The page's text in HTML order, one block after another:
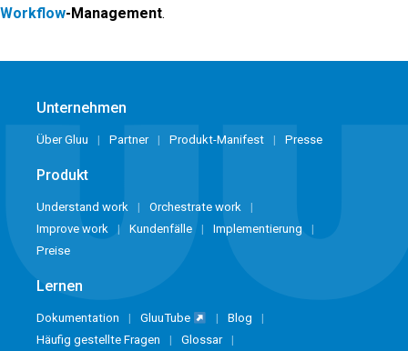
Workflow-Management.
Unternehmen
Über Gluu Partner Produkt-Manifest Presse
Produkt
Understand work
Orchestrate work
Improve work
Kundenfälle
Implementierung
Preise
Lernen
Dokumentation GluuTube
Blog
Häufig gestellte Fragen
Glossar